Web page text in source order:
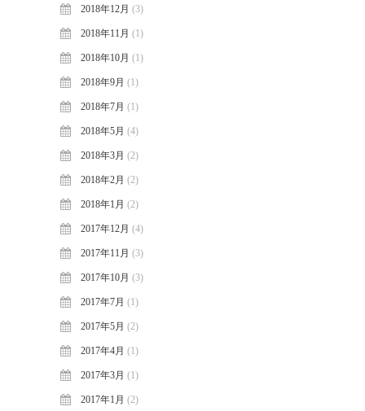
2018年12月 (3)
2018年11月 (1)
2018年10月 (1)
2018年9月 (1)
2018年7月 (1)
2018年5月 (4)
2018年3月 (2)
2018年2月 (2)
2018年1月 (2)
2017年12月 (4)
2017年11月 (3)
2017年10月 (3)
2017年7月 (1)
2017年5月 (2)
2017年4月 (1)
2017年3月 (1)
2017年1月 (2)